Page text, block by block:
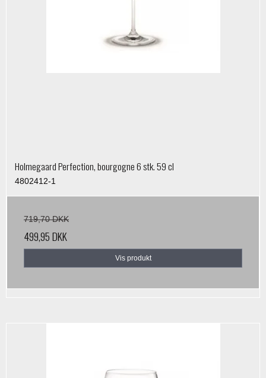
Holmegaard Perfection, bourgogne 6 stk. 59 cl
4802412-1
719,70 DKK
499,95 DKK
Vis produkt